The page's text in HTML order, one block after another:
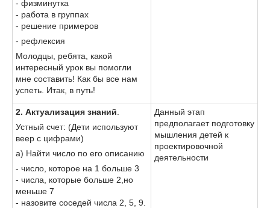
- физминутка
- работа в группах
- решение примеров
- рефлексия
Молодцы, ребята, какой
интересный урок вы помогли
мне составить! Как бы все нам
успеть. Итак, в путь!
2. Актуализация знаний
Устный счет: (Дети используют
веер с цифрами)
а) Найти число по его описанию
- число, которое на 1 больше 3
- числа, которые больше 2,но
меньше 7
- назовите соседей числа 2, 5, 9.
Данный этап
предполагает подготовку
мышления детей к
проектировочной
деятельности